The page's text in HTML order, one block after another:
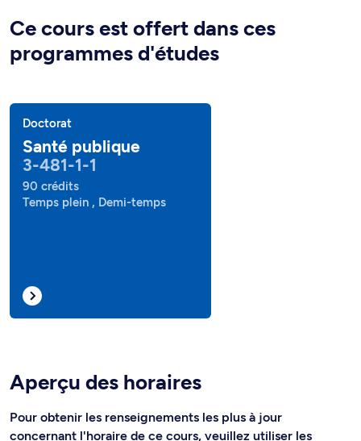
Ce cours est offert dans ces
programmes d'études
Doctorat
Santé publique
3-481-1-1
90 crédits
Temps plein , Demi-temps
Aperçu des horaires
Pour obtenir les renseignements les plus à jour
concernant l'horaire de ce cours, veuillez utiliser les